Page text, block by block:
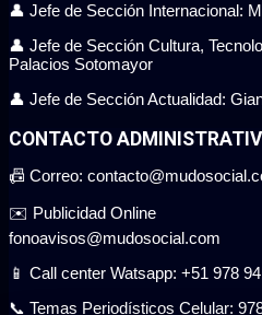
👤 Jefe de Sección Internacional:
👤 Jefe de Sección Cultura,
Palacios Sotomayor
👤 Jefe de Sección Actualidad:
CONTACTO
📠 Correo:
✉️ Publicidad Online
fonoavisos@mudosocial.com
📱 Call center Watsapp: +51 978
📞 Temas Periodísticos Celular: